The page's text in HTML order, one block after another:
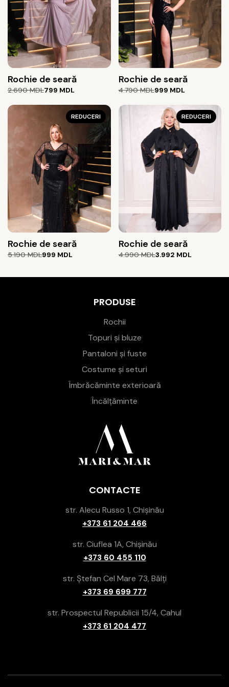
Rochie de seară
2.690MDL
Prețul
a
2.690 MDL.
799 MDL
Prețul
este:
Rochie de seară
4.790MDL
Prețul
a
fost:
4.790 MDL.
999 MDL
Prețul
este:
999 MDL.
REDUCERI
Rochie de seară
5.190MDL
Prețul
999 MDL
Prețul
REDUCERI
Rochie de seară
4.990MDL
Prețul
3.992 MDL
Prețul
PRODUSE
Rochii
Topuri și bluze
Pantaloni și fuste
Costume și seturi
Îmbrăcăminte exterioară
Încălțăminte
CONTACTE
str. Alecu Russo 1, Chișinău
+373 61 204 466
str. Ciuflea 1A, Chișinău
+373 60 455 110
str. Ștefan Cel Mare 73, Bălți
+373 69 699 777
str. Prospectul Republicii 15/4, Cahul
+373 61 204 477